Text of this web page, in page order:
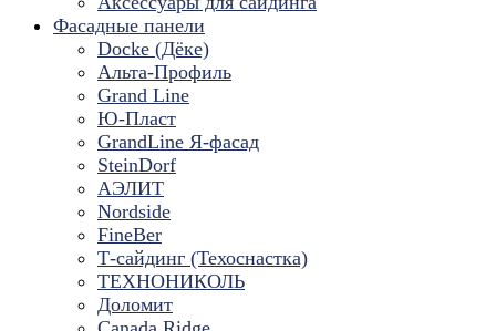
Фасадные панели
Docke (Дёке)
Альта-Профиль
Grand Line
Ю-Пласт
GrandLine Я-фасад
SteinDorf
АЭЛИТ
Nordside
FineBer
Т-сайдинг (Техоснастка)
ТЕХНОНИКОЛЬ
Доломит